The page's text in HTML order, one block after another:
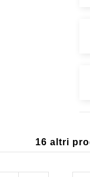
16 altri